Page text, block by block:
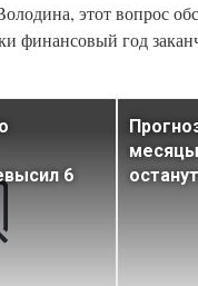
этот вопрос
финансовый год
6